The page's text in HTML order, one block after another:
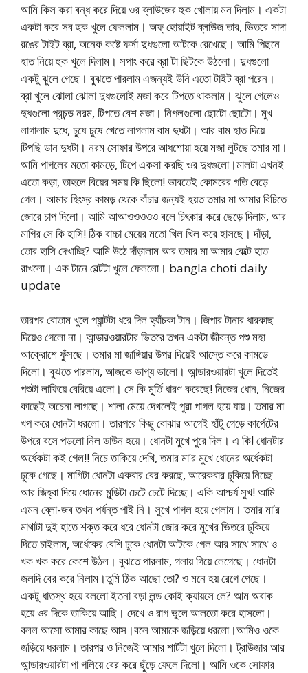
আমি কিস করা বন্ধ করে দিয়ে ওর ব্লাউজের হুক খোলায় মন দিলাম। একটা
একটা করে সব হুক খুলে ফেললাম। অফ্ হোয়াইট ব্লাউজ তার, ভিতরে সাদা
রঙের টাইট ব্রা, অনেক কষ্টে ফর্সা দুধগুলো আটকে রেখেছে। আমি পিছনে
হাত নিয়ে হুক খুলে দিলাম। সপাং করে ব্রা টা ছিটকে উঠলো। দুধগুলো
একটু ঝুলে গেছে। বুঝতে পারলাম এজন্যই উনি এতো টাইট ব্রা পরেন।
ব্রা খুলে ঝোলা ঝোলা দুধগুলোই মজা করে টিপতে থাকলাম। ঝুলে গেলেও
দুধগুলো প্রচন্ড নরম, টিপতে বেশ মজা। নিপলগুলো ছোটো ছোটো। মুখ
লাগালাম দুধে, চুষে চুষে খেতে লাগলাম বাম দুধটা। আর বাম হাত দিয়ে
টিপছি ডান দুধটা। নরম সোফার উপরে আধশোয়া হয়ে মজা লুটছে তমার মা।
আমি পাগলের মতো কামড়ে, টিপে একসা করছি ওর দুধগুলো।মালটা এখনই
এতো কড়া, তাহলে বিয়ের সময় কি ছিলো! ভাবতেই কোমরের গতি বেড়ে
গেল। আমার হিংস্র কামড় থেকে বাঁচার জন্যই হয়ত তমার মা আমার বিচিতে
জোরে চাপ দিলো। আমি আআওওওওও বলে চিৎকার করে ছেড়ে দিলাম, আর
মাগির সে কি হাসি! ঠিক বাচ্চা মেয়ের মতো খিল খিল করে হাসছে। দাঁড়া,
তোর হাসি দেখাচ্ছি? আমি উঠে দাঁড়ালাম আর তমার মা আমার বেল্টে হাত
রাখলো। এক টানে বেল্টটা খুলে ফেললো। bangla choti daily
update
তারপর বোতাম খুলে প্যান্টটা ধরে দিল হ্যাঁচকা টান। জিপার টানার ধারকাছ
দিয়েও গেলো না। আন্ডারওয়ারটার ভিতরে তখন একটা জীবন্ত পশু মহা
আক্রোশে ফুঁসছে। তমার মা জাঙ্গিয়ার উপর দিয়েই আস্তে করে কামড়ে
দিলো। বুঝতে পারলাম, আজকে ভাগ্য ভালো। আন্ডারওয়ারটা খুলে দিতেই
পশুটা লাফিয়ে বেরিয়ে এলো। সে কি মূর্তি ধারণ করেছে! নিজের ধোন, নিজের
কাছেই অচেনা লাগছে। শালা মেয়ে দেখলেই পুরা পাগল হয়ে যায়। তমার মা
খপ করে ধোনটা ধরলো। তারপরে কিছু বোঝার আগেই হাঁটু গেড়ে কার্পেটের
উপরে বসে পড়লো নিল ডাউন হয়ে। ধোনটা মুখে পুরে দিল। এ কি! ধোনটার
অর্ধেকটা কই গেল!! নিচে তাকিয়ে দেখি, তমার মা’র মুখে ধোনের অর্ধেকটা
ঢুকে গেছে। মাগিটা ধোনটা একবার বের করছে, আরেকবার ঢুকিয়ে নিচ্ছে
আর জিহ্বা দিয়ে ধোনের মুন্ডিটা চেটে চেটে দিচ্ছে। একি আশ্চর্য সুখ! আমি
এমন ব্লো-জব তখন পর্যন্ত পাই নি। সুখে পাগল হয়ে গেলাম। তমার মা’র
মাথাটা দুই হাতে শক্ত করে ধরে ধোনটা জোর করে মুখের ভিতরে ঢুকিয়ে
দিতে চাইলাম, অর্ধেকের বেশি ঢুকে ধোনটা আটকে গেল আর সাথে সাথে ও
খক খক করে কেশে উঠল। বুঝতে পারলাম, গলায় গিয়ে লেগেছে। ধোনটা
জলদি বের করে নিলাম।তুমি ঠিক আছো তো? ও মনে হয় রেগে গেছে।
একটু ধাতস্থ হয়ে বললো ইতনা বড়া লন্ড কোই ক্যায়সে লে? আম অবাক
হয়ে ওর দিকে তাকিয়ে আছি। দেখে ও রাগ ভুলে আলতো করে হাসলো।
বলল আসো আমার কাছে আস।বলে আমাকে জড়িয়ে ধরলো।আমিও ওকে
জড়িয়ে ধরলাম। তারপর ও নিজেই আমার শার্টটা খুলে দিলো। ট্রাউজার আর
আন্ডারওয়ারটা পা গলিয়ে বের করে ছুঁড়ে ফেলে দিলো। আমি ওকে সোফার